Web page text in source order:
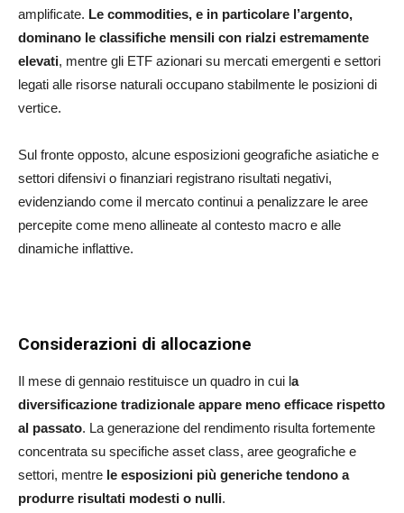
amplificate. Le commodities, e in particolare l’argento,
dominano le classifiche mensili con rialzi estremamente
elevati, mentre gli ETF azionari su mercati emergenti e settori
legati alle risorse naturali occupano stabilmente le posizioni di
vertice.
Sul fronte opposto, alcune esposizioni geografiche asiatiche e
settori difensivi o finanziari registrano risultati negativi,
evidenziando come il mercato continui a penalizzare le aree
percepite come meno allineate al contesto macro e alle
dinamiche inflattive.
Considerazioni di allocazione
Il mese di gennaio restituisce un quadro in cui la
diversificazione tradizionale appare meno efficace rispetto
al passato. La generazione del rendimento risulta fortemente
concentrata su specifiche asset class, aree geografiche e
settori, mentre le esposizioni più generiche tendono a
produrre risultati modesti o nulli.